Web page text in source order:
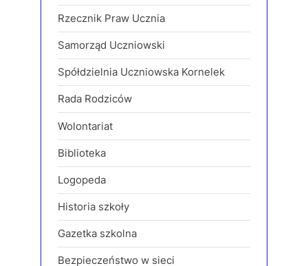
Rzecznik Praw Ucznia
Samorząd Uczniowski
Spółdzielnia Uczniowska Kornelek
Rada Rodziców
Wolontariat
Biblioteka
Logopeda
Historia szkoły
Gazetka szkolna
Bezpieczeństwo w sieci